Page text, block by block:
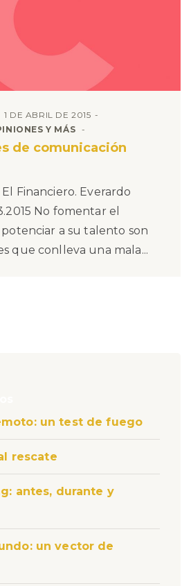
1 DE ABRIL DE 2015
Y MÁS
de comunicación
Financiero. Everardo
No fomentar el
potenciar a su talento son
que conlleva una mala...
un test de fuego
rescate
antes, durante y
un vector de